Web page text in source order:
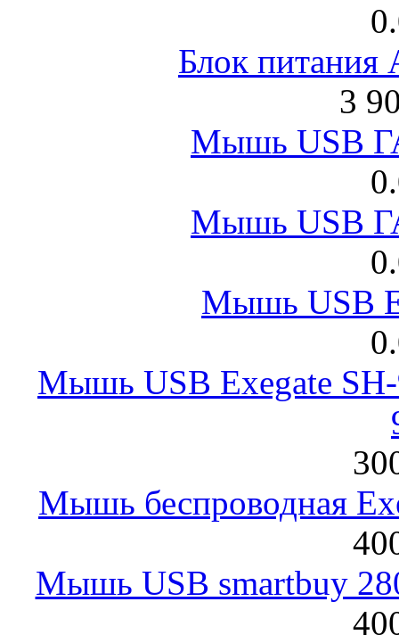
Блок питания
3
Мышь USB
Мышь USB
Мышь USB
Мышь USB Exegate
Мышь беспроводная
Мышь USB smartbuy